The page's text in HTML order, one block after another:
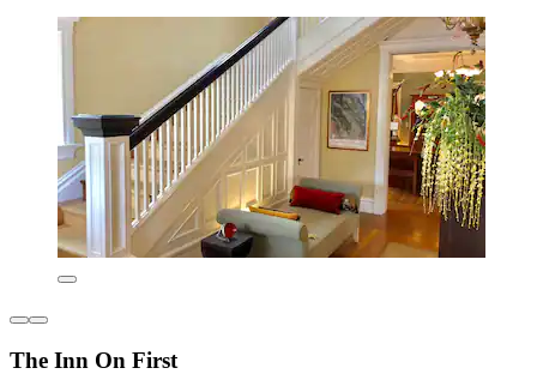
The Inn On First